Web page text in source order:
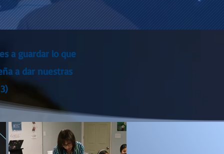
a guardar lo que
a dar nuestras